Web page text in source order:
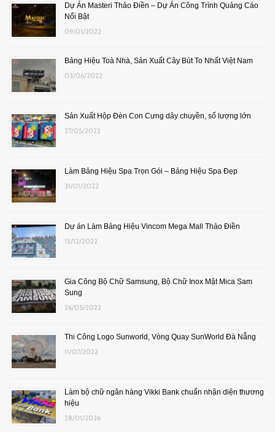
Dự Án Masteri Thảo Điền – Dự Án Công Trình Quảng Cáo
Nổi Bật
09/01/2022
Bảng Hiệu Toà Nhà, Sản Xuất Cây Bút To Nhất Việt Nam
03/06/2022
Sản Xuất Hộp Đèn Con Cưng dây chuyền, số lượng lớn
27/05/2022
Làm Bảng Hiệu Spa Trọn Gói – Bảng Hiệu Spa Đẹp
31/01/2022
Dự án Làm Bảng Hiệu Vincom Mega Mall Thảo Điền
15/12/2022
Gia Công Bộ Chữ Samsung, Bộ Chữ Inox Mặt Mica Sam
Sung
26/05/2022
Thi Công Logo Sunworld, Vòng Quay SunWorld Đà Nẵng
11/07/2022
Làm bộ chữ ngân hàng Vikki Bank chuẩn nhận diện thương
hiệu
28/01/2026